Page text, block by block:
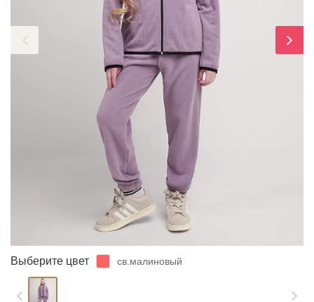
Выберите цвет св.малиновый